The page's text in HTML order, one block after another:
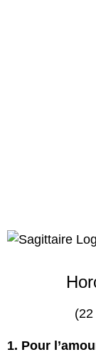
1. Pour